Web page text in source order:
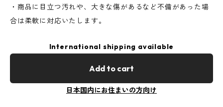
・商品に目立つ汚れや、大きな傷があるなど不備があった場
合は柔軟に対応いたします。
International shipping available
Add to cart
日本国内にお住まいの方向け